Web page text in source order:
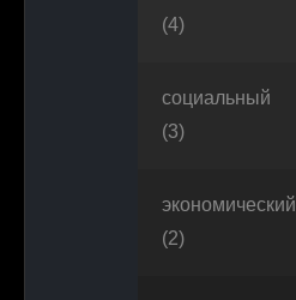
(4)
социальный
(3)
экономический
(2)